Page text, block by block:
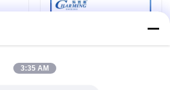
3:35 AM